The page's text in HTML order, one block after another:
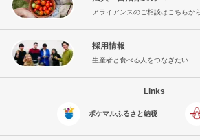
アライアンスのご相談はこちらか
採用情報
生産者と食べる人をつなぎたい
Links
ポケマルふるさと納税